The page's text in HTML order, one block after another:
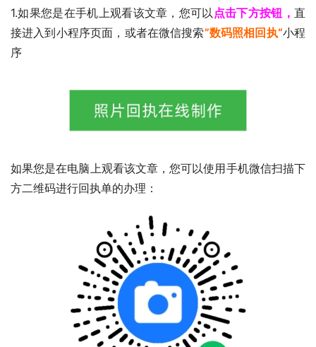
1.如果您是在手机上观看该文章，您可以 点击下方按钮，直
接进入到小程序页面，或者在微信搜索”数码照相回执“小程
序
如果您是在电脑上观看该文章，您可以使用手机微信扫描下
方二维码进行回执单的办理：